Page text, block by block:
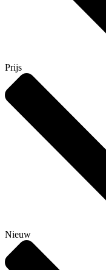
Prijs
Nieuw